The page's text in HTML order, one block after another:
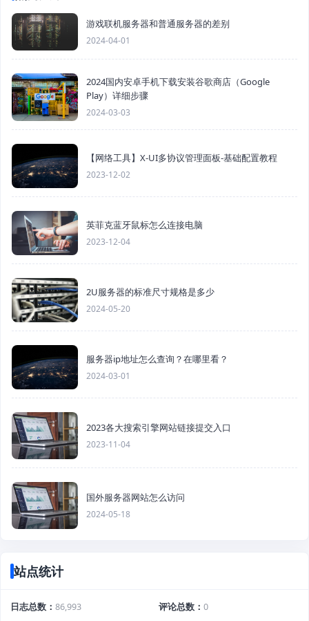
游戏联机服务器和普通服务器的差别
2024-04-01
2024国内安卓手机下载安装谷歌商店（Google
Play）详细步骤
2024-03-03
【网络工具】X-UI多协议管理面板-基础配置教程
2023-12-02
英菲克蓝牙鼠标怎么连接电脑
2023-12-04
2U服务器的标准尺寸规格是多少
2024-05-20
服务器ip地址怎么查询？在哪里看？
2024-03-01
2023各大搜索引擎网站链接提交入口
2023-11-04
国外服务器网站怎么访问
2024-05-18
站点统计
日志总数 86,993 评论总数
0